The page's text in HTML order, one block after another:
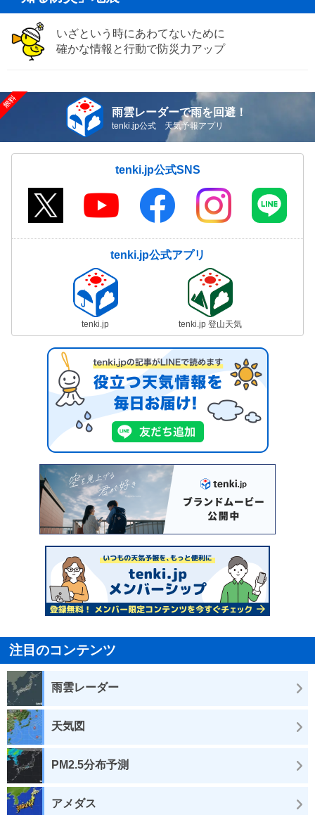
いざという時にあわてないために
確かな情報と行動で防災力アップ
雨雲レーダーで雨を回避！
tenki.jp公式 天気予報アプリ
tenki.jp公式SNS
tenki.jp公式アプリ
tenki.jp tenki.jp 登山天気
注目のコンテンツ
雨雲レーダー
天気図
PM2.5分布予測
アメダス